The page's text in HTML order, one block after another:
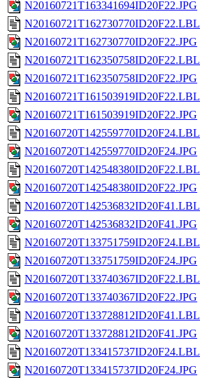
N20160721T163341694ID20F22.JPG
N20160721T162730770ID20F22.LBL
N20160721T162730770ID20F22.JPG
N20160721T162350758ID20F22.LBL
N20160721T162350758ID20F22.JPG
N20160721T161503919ID20F22.LBL
N20160721T161503919ID20F22.JPG
N20160720T142559770ID20F24.LBL
N20160720T142559770ID20F24.JPG
N20160720T142548380ID20F22.LBL
N20160720T142548380ID20F22.JPG
N20160720T142536832ID20F41.LBL
N20160720T142536832ID20F41.JPG
N20160720T133751759ID20F24.LBL
N20160720T133751759ID20F24.JPG
N20160720T133740367ID20F22.LBL
N20160720T133740367ID20F22.JPG
N20160720T133728812ID20F41.LBL
N20160720T133728812ID20F41.JPG
N20160720T133415737ID20F24.LBL
N20160720T133415737ID20F24.JPG